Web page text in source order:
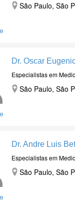
São Paulo, São
Dr. Oscar
Especialistas em
São Paulo, São
Dr. Andre Luis
Especialistas em
São Paulo, São